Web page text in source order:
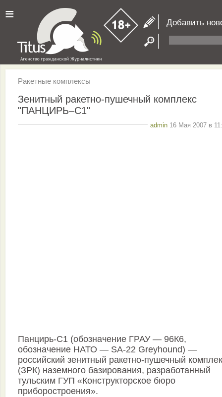
≡ Добавить
Ракетные комплексы
Зенитный ракетно-пушечный комплекс
"ПАНЦИРЬ–С1"
admin 16 Мая 2007 в
Панцирь-С1 (обозначение ГРАУ — 96К6,
обозначение НАТО — SA-22 Greyhound) —
российский зенитный ракетно-пушечный
(ЗРК) наземного базирования, разработанный
тульским ГУП «Конструкторское бюро
приборостроения».